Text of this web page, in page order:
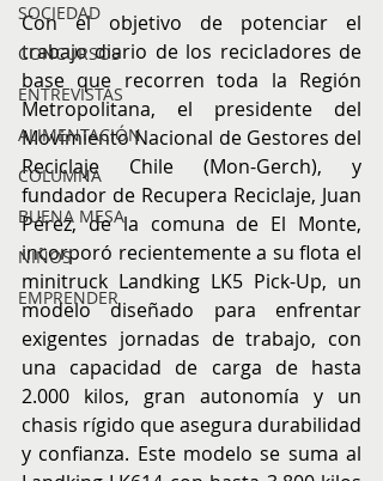
SOCIEDAD
CONCURSOS
ENTREVISTAS
ALIMENTACIÓN
COLUMNA
BUENA MESA
NIÑOS
EMPRENDER
Con el objetivo de potenciar el
trabajo diario de los recicladores de
base que recorren toda la Región
Metropolitana, el presidente del
Movimiento Nacional de Gestores del
Reciclaje Chile (Mon-Gerch), y
fundador de Recupera Reciclaje, Juan
Pérez, de la comuna de El Monte,
incorporó recientemente a su flota el
minitruck Landking LK5 Pick-Up, un
modelo diseñado para enfrentar
exigentes jornadas de trabajo, con
una capacidad de carga de hasta
2.000 kilos, gran autonomía y un
chasis rígido que asegura durabilidad
y confianza. Este modelo se suma al